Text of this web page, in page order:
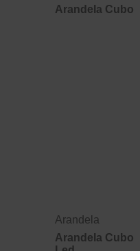
Arandela Cubo
Arandela
Arandela Cubo